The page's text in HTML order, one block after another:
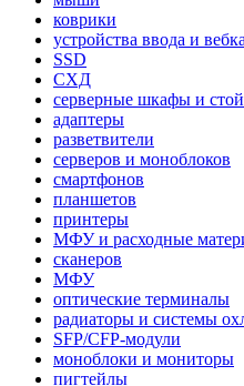
коврики
устройства ввода и
SSD
СХД
серверные шкафы и
адаптеры
разветвители
серверов и моноблоков
смартфонов
планшетов
принтеры
МФУ и расходные
сканеров
МФУ
оптические терминалы
радиаторы и системы
SFP/CFP-модули
моноблоки и мониторы
пигтейлы